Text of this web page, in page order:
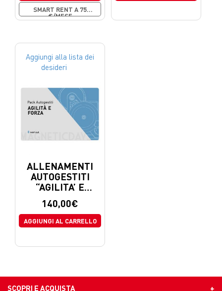
SMART RENT A 75
€/MESE
Aggiungi alla lista dei
desideri
ALLENAMENTI
AUTOGESTITI
“AGILITA’ E
FORZA”
140,00€
AGGIUNGI AL CARRELLO
SCOPRI E ACQUISTA